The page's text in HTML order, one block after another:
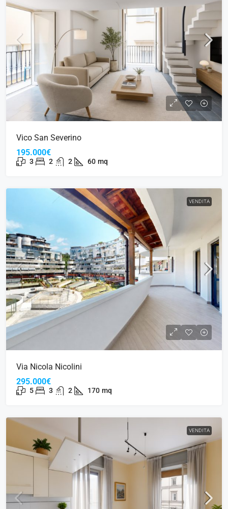
Vico San Severino
195.000€
3 2 2 60 mq
VENDITA
Via Nicola Nicolini
295.000€
5 3 2 170 mq
VENDITA